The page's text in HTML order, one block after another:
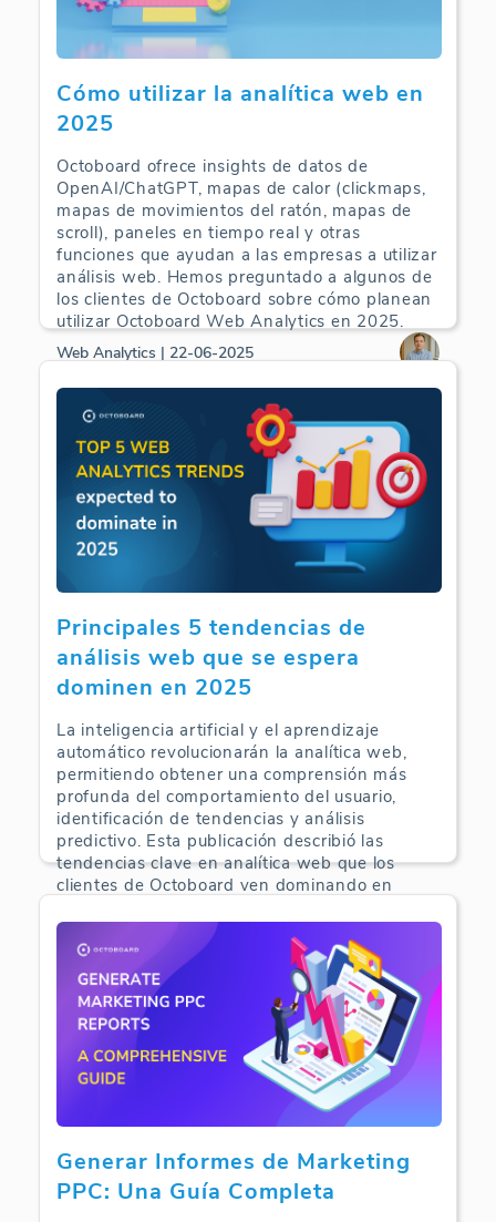
Cómo utilizar la analítica web en
2025
Octoboard ofrece insights de datos de
OpenAI/ChatGPT, mapas de calor (clickmaps,
mapas de movimientos del ratón, mapas de
scroll), paneles en tiempo real y otras
funciones que ayudan a las empresas a utilizar
análisis web. Hemos preguntado a algunos de
los clientes de Octoboard sobre cómo planean
utilizar Octoboard Web Analytics en 2025.
Web Analytics | 22-06-2025
Principales 5 tendencias de
análisis web que se espera
dominen en 2025
La inteligencia artificial y el aprendizaje
automático revolucionarán la analítica web,
permitiendo obtener una comprensión más
profunda del comportamiento del usuario,
identificación de tendencias y análisis
predictivo. Esta publicación describió las
tendencias clave en analítica web que los
clientes de Octoboard ven dominando en
Web Analytics | 10-05-2025
Generar Informes de Marketing
PPC: Una Guía Completa